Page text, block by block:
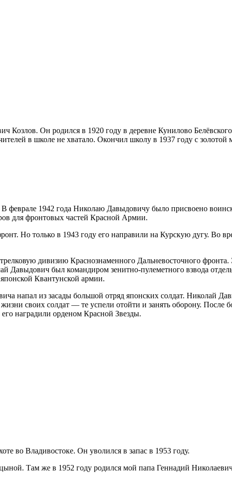
Он родился в 1920 году в деревне Кунилово Белёвского
в школе не хватало. Окончил школу в 1937 году с золотой
1942 года Николаю Давыдовичу было присвоено
для фронтовых частей Красной Армии.
Но только в 1943 году его направили на Курскую дугу. Во
дивизию Краснознаменного Дальневосточного фронта.
Давыдович был командиром зенитно-пулеметного взвода
Квантунской армии.
напал из засады большой отряд японских солдат. Николай
своих солдат — те успели отойти и занять оборону. После
наградили орденом Красной Звезды.
во Владивостоке. Он уволился в запас в 1953 году.
Там же в 1952 году родился мой папа Геннадий